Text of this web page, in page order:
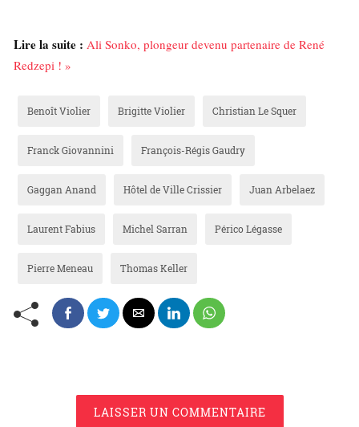
Lire la suite : Ali Sonko, plongeur devenu partenaire de René
Redzepi ! »
Benoît Violier Brigitte Violier Christian Le Squer
Franck Giovannini François-Régis Gaudry
Gaggan Anand Hôtel de Ville Crissier Juan Arbelaez
Laurent Fabius Michel Sarran Périco Légasse
Pierre Meneau Thomas Keller
LAISSER UN COMMENTAIRE